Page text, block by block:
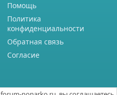
Помощь
Политика
конфиденциальности
Обратная связь
Согласие